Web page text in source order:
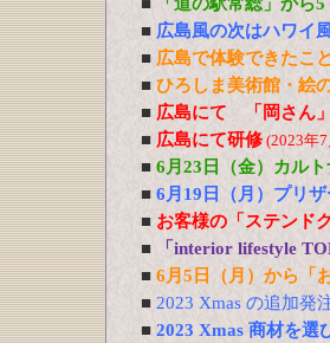
■ 広島風の次はハワイ
■ 広島で体験できたこと
■ ひろしま美術館・絵
■ 広島にて 「岡さん」
■ 広島にて研修(2023年
■ 6月23日（金）カル
■ 6月19日（月）プリ
■ お客様の「ステンド
■
「interior lifestyle
■ 6月5日（月）から「
■ 2023 Xmas の追加発
■ 2023 Xmas 商材を選